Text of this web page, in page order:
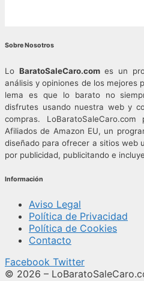
Sobre Nosotros
Lo BaratoSaleCaro.comes un
análisis y opiniones de los mejores
lema es que lo barato no
disfrutes usando nuestra web y
compras.
Afiliados de Amazon EU, un
diseñado para ofrecer a sitios web
por publicidad, publicitando e
Información
Aviso Legal
Política de Privacidad
Política de Cookies
Contacto
Facebook Twitter
© 2026 –